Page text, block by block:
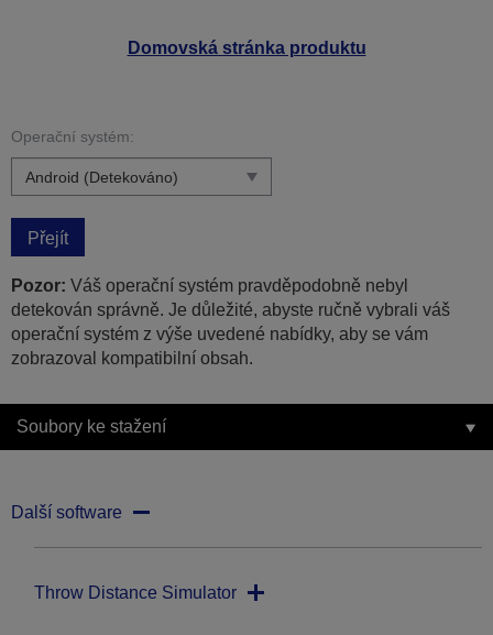
Domovská stránka produktu
Operační systém:
Přejít
Pozor: Váš operační systém pravděpodobně nebyl
detekován správně. Je důležité, abyste ručně vybrali váš
operační systém z výše uvedené nabídky, aby se vám
zobrazoval kompatibilní obsah.
Soubory ke stažení
Další software
Throw Distance Simulator